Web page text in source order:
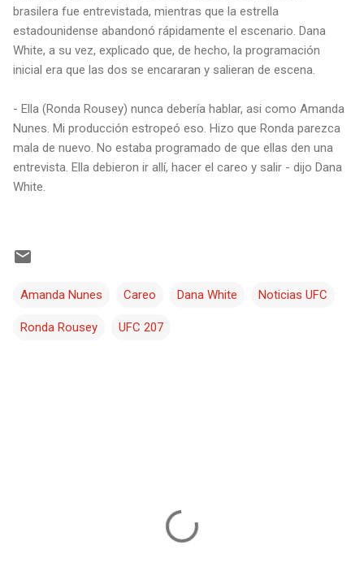
brasilera fue entrevistada, mientras que la estrella
estadounidense abandonó rápidamente el escenario. Dana
White, a su vez, explicado que, de hecho, la programación
inicial era que las dos se encararan y salieran de escena.
- Ella (Ronda Rousey) nunca debería hablar, asi como Amanda
Nunes. Mi producción estropeó eso. Hizo que Ronda parezca
mala de nuevo. No estaba programado de que ellas den una
entrevista. Ella debieron ir allí, hacer el careo y salir - dijo Dana
White.
Amanda Nunes Careo Dana White Noticias UFC
Ronda Rousey UFC 207